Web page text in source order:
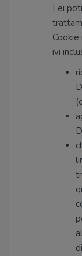
Lei
ivi